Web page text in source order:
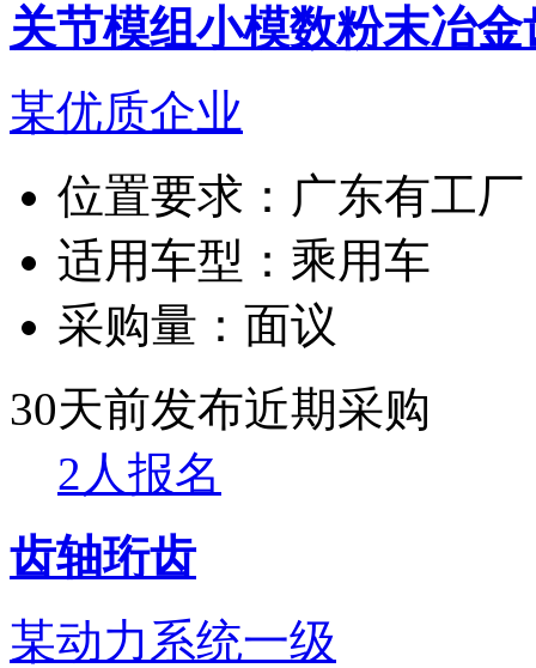
关节模组小模数粉末冶金
某优质企业
位置要求： 广东有工厂
适用车型： 乘用车
采购量： 面议
30天前发布近期采购
2人报名
齿轴珩齿
某动力系统一级